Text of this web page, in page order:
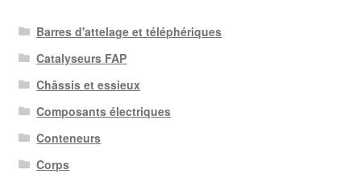
Barres d'attelage et téléphériques
Catalyseurs FAP
Châssis et essieux
Composants électriques
Conteneurs
Corps